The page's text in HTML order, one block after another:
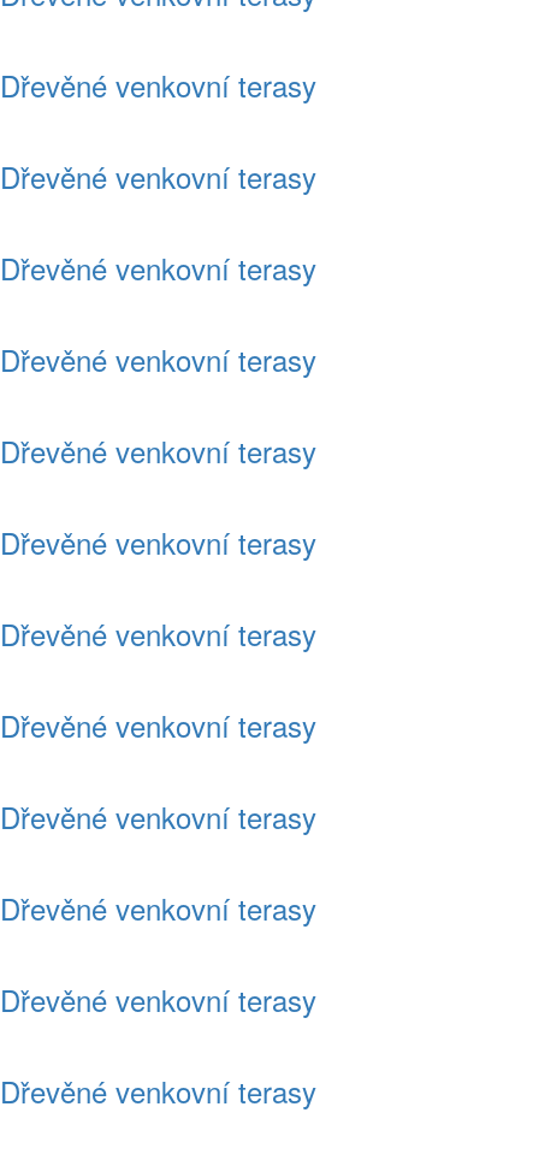
Dřevěné venkovní terasy
Dřevěné venkovní terasy
Dřevěné venkovní terasy
Dřevěné venkovní terasy
Dřevěné venkovní terasy
Dřevěné venkovní terasy
Dřevěné venkovní terasy
Dřevěné venkovní terasy
Dřevěné venkovní terasy
Dřevěné venkovní terasy
Dřevěné venkovní terasy
Dřevěné venkovní terasy